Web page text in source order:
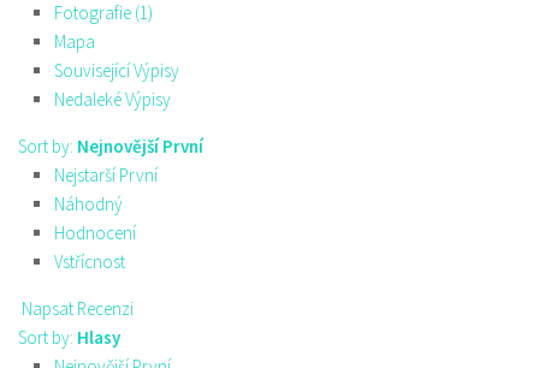
Fotografie (1)
Mapa
Související Výpisy
Nedaleké Výpisy
Sort by: Nejnovější První
Nejstarší První
Náhodný
Hodnocení
Vstřícnost
Napsat Recenzi
Sort by: Hlasy